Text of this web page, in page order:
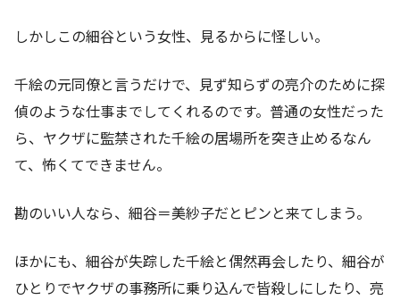
しかしこの細谷という女性、見るからに怪しい。
千絵の元同僚と言うだけで、見ず知らずの亮介のために探
偵のような仕事までしてくれるのです。普通の女性だった
ら、ヤクザに監禁された千絵の居場所を突き止めるなん
て、怖くてできません。
勘のいい人なら、細谷＝美紗子だとピンと来てしまう。
ほかにも、細谷が失踪した千絵と偶然再会したり、細谷が
ひとりでヤクザの事務所に乗り込んで皆殺しにしたり、亮